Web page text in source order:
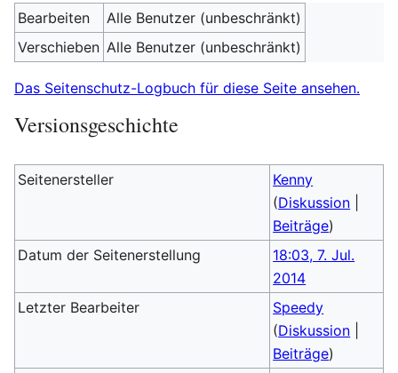
Bearbeiten
Alle Benutzer (unbeschränkt)
Verschieben Alle Benutzer (unbeschränkt)
Das Seitenschutz-Logbuch für diese Seite ansehen.
Versionsgeschichte
Seitenersteller
Kenny
(Diskussion
Beiträge)
Datum der Seitenerstellung
18:03, 7. Jul.
2014
Letzter Bearbeiter
Speedy
(Diskussion
Beiträge)